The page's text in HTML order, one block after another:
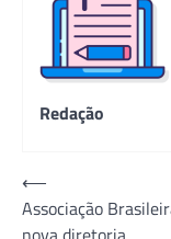
Redação
Navegação
de
⟵
Associação